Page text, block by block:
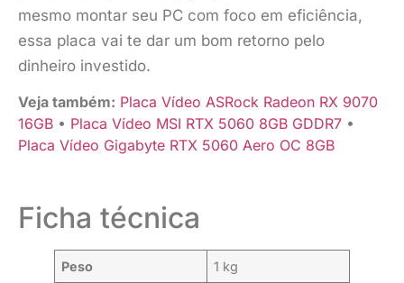
mesmo montar seu PC com foco em eficiência,
essa placa vai te dar um bom retorno pelo
dinheiro investido.
Veja também: Placa Vídeo ASRock Radeon RX 9070
16GB • Placa Vídeo MSI RTX 5060 8GB GDDR7 •
Placa Vídeo Gigabyte RTX 5060 Aero OC 8GB
Ficha técnica
Peso 1 kg